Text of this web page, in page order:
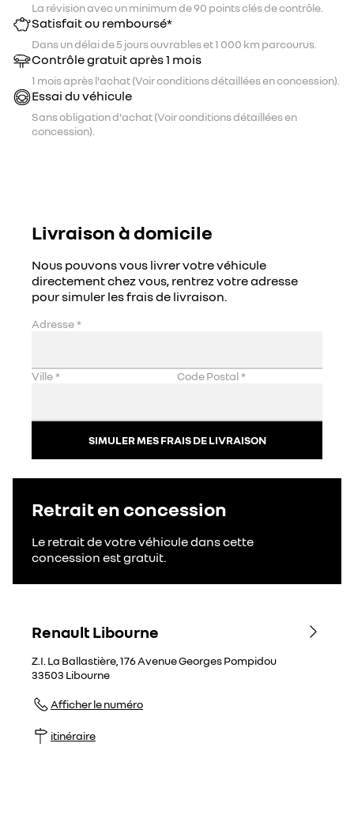
La révision avec un minimum de 90 points clés de contrôle.
Satisfait ou remboursé*
Dans un délai de 5 jours ouvrables et 1 000 km parcourus.
Contrôle gratuit après 1 mois
1 mois après l'achat (Voir conditions détaillées en concession).
Essai du véhicule
Sans obligation d'achat (Voir conditions détaillées en
concession).
Livraison à domicile
Nous pouvons vous livrer votre véhicule
directement chez vous, rentrez votre adresse
pour simuler les frais de livraison.
Adresse*
Ville* Code Postal*
SIMULER MES FRAIS DE LIVRAISON
Retrait en concession
Le retrait de votre véhicule dans cette
concession est gratuit.
Renault Libourne
Z.I. La Ballastière, 176 Avenue Georges Pompidou
33503 Libourne
Afficher le numéro
itinéraire